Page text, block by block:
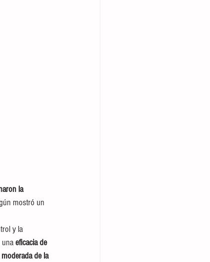
la
mostró un
y la
una eficacia de
de la